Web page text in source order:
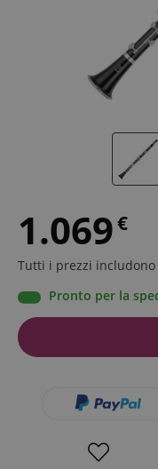
1.069€
Tutti i prezzi includono
Pronto per la